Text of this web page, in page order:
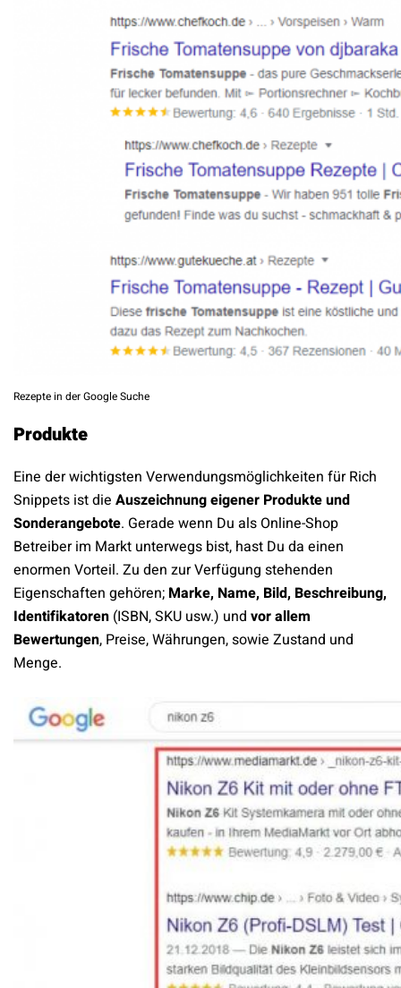
Rezepte in der Google Suche
Produkte
Eine der wichtigsten Verwendungsmöglichkeiten für Rich
Snippets ist die Auszeichnung eigener Produkte und
Sonderangebote. Gerade wenn Du als Online-Shop
Betreiber im Markt unterwegs bist, hast Du da einen
enormen Vorteil. Zu den zur Verfügung stehenden
Eigenschaften gehören; Marke, Name, Bild, Beschreibung,
Identifikatoren (ISBN, SKU usw.) und vor allem
Bewertungen, Preise, Währungen, sowie Zustand und
Menge.